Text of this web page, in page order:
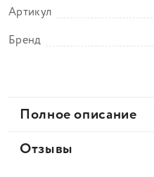
Артикул
Бренд
Полное описание
Отзывы